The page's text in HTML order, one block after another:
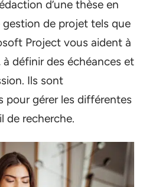
d’une thèse en
de projet tels que
Project vous aident à
définir des échéances et
Ils sont
pour gérer les différentes
de recherche.